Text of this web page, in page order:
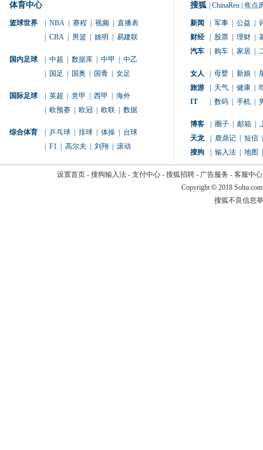
体育中心
篮球世界 NBA 赛程 视频
直播表
CBA 男篮 姚明 易建联
国内足球 中超 数据库 中甲
中乙
国足 国奥 国青 女足
国际足球 英超 意甲 西甲
海外
欧预赛 欧冠 欧联 数据
综合体育 乒乓球 排球 体操
台球
F1 高尔夫 刘翔 滚动
搜狐 ChinaRen 焦点
新闻 军事 公益
财经
股票 理财
汽车
购车 家居
女人 母婴 新娘
旅游
天气 健康
IT
数码 手机
博客 圈子 邮箱
天龙
鹿鼎记 短信
搜狗
输入法 地图
设置首页- 搜狗输入法- 支付中心- 搜狐招聘- 广告服务 - 客服中心
Copyright © 2018
搜狐不良信息